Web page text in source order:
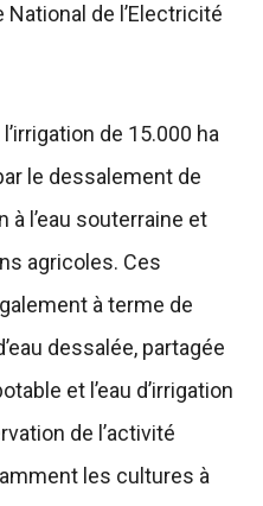
National de l’Electricité
de 15.000 ha
le dessalement de
à l’eau souterraine et
agricoles. Ces
à terme de
dessalée, partagée
et l’eau d’irrigation
de l’activité
les cultures à